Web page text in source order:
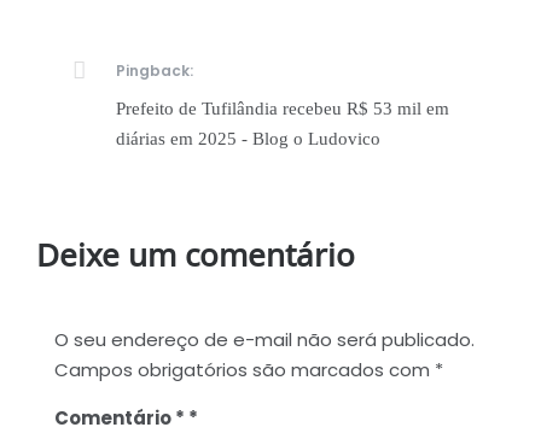
Pingback:
Prefeito de Tufilândia recebeu R$ 53 mil em
diárias em 2025 - Blog o Ludovico
Deixe um comentário
O seu endereço de e-mail não será publicado.
Campos obrigatórios são marcados com *
Comentário*